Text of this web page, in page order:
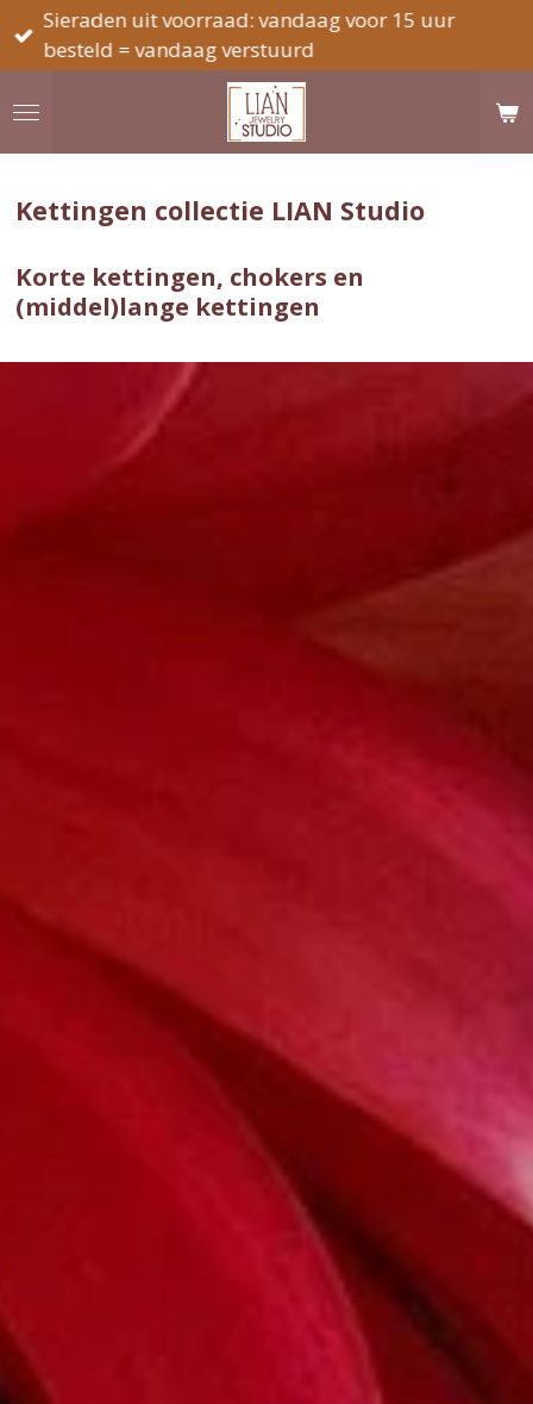
Ga
direct
de
Betalen met iDeal-Wero, Paypal, Klarna, Trustly
ea.
Kettingen collectie LIAN Studio
Korte kettingen, chokers en
(middel)lange kettingen